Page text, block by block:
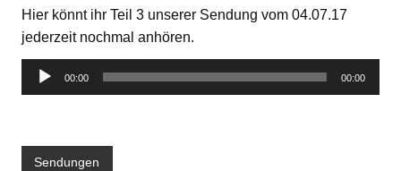
Hier könnt ihr Teil 3 unserer Sendung vom 04.07.17
jederzeit nochmal anhören.
Audio-
Player
00:00 00:00
Sendungen